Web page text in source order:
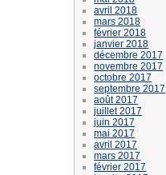
avril 2018
mars 2018
février 2018
janvier 2018
décembre 2017
novembre 2017
octobre 2017
septembre 2017
août 2017
juillet 2017
juin 2017
mai 2017
avril 2017
mars 2017
février 2017